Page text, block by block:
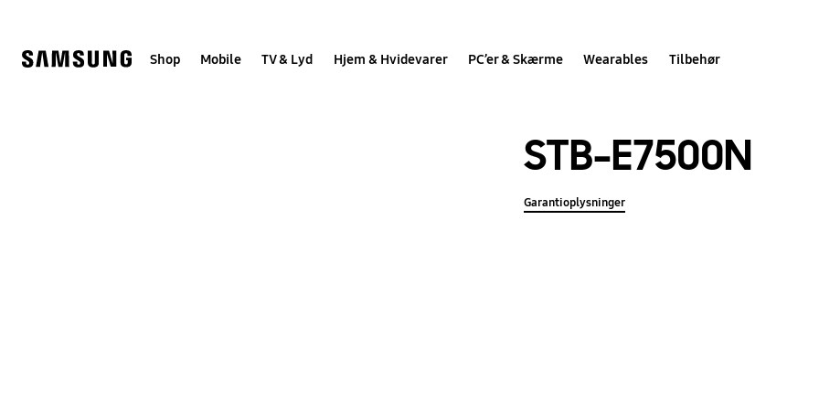
Shop Mobile TV & Lyd Hjem & Hvidevarer PC’er & Skærme Wearables Tilbehør
STB-E7500N
Garantioplysninger